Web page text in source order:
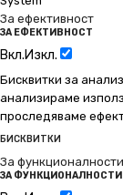
За ефективност
ЗА ЕФЕКТИВНОСТ
Вкл.Изкл.
Бисквитки за
анализираме
проследяваме
БИСКВИТКИ
За функционалности
ЗА ФУНКЦИОНАЛНОСТИ